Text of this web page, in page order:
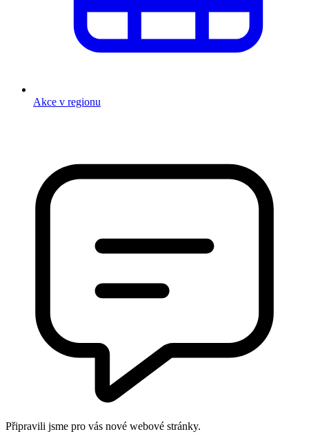
Akce v regionu
Připravili jsme pro vás nové webové stránky.